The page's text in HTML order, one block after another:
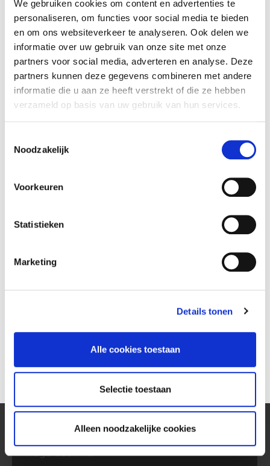
We gebruiken cookies om content en advertenties te
personaliseren, om functies voor social media te bieden
en om ons websiteverkeer te analyseren. Ook delen we
informatie over uw gebruik van onze site met onze
partners voor social media, adverteren en analyse. Deze
partners kunnen deze gegevens combineren met andere
informatie die u aan ze heeft verstrekt of die ze hebben
verzameld op basis van uw gebruik van hun services.
Noodzakelijk
Voorkeuren
Statistieken
Marketing
Details tonen
Alle cookies toestaan
Selectie toestaan
Alleen noodzakelijke cookies
Tiago Codinha